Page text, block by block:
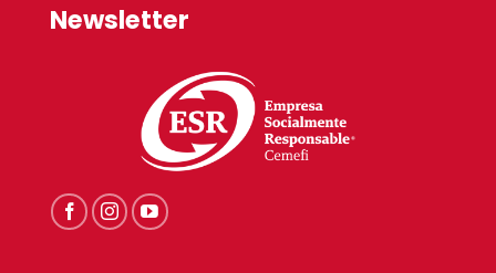
Newsletter